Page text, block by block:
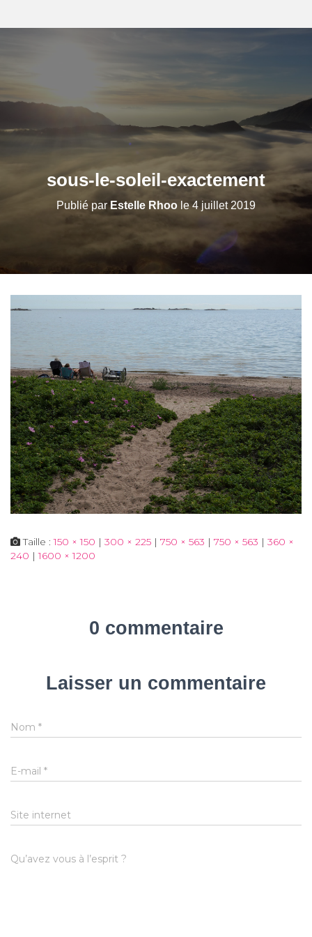
sous-le-soleil-exactement
Publié parEstelle Rhoo le4 juillet 2019
Taille :150 × 150 | 300 × 225 | 750 × 563 | 750 × 563 | 360 ×
240 | 1600 × 1200
0 commentaire
Laisser un commentaire
Nom *
E-mail *
Site internet
Qu’avez vous à l’esprit ?